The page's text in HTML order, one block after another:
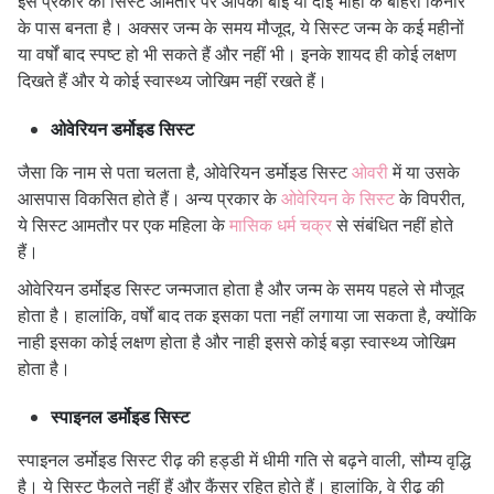
के पास बनता है। अक्सर जन्म के समय मौजूद, ये सिस्ट जन्म के कई महीनों
या वर्षों बाद स्पष्ट हो भी सकते हैं और नहीं भी। इनके शायद ही कोई लक्षण
दिखते हैं और ये कोई स्वास्थ्य जोखिम नहीं रखते हैं।
ओवेरियन डर्मोइड सिस्ट
जैसा कि नाम से पता चलता है, ओवेरियन डर्मोइड सिस्टओवरीमें या उसके
आसपास विकसित होते हैं। अन्य प्रकार केओवेरियन के सिस्टके विपरीत,
ये सिस्ट आमतौर पर एक महिला केमासिक धर्म चक्रसे संबंधित नहीं होते
हैं।
ओवेरियन डर्मोइड सिस्ट जन्मजात होता है और जन्म के समय पहले से मौजूद
होता है। हालांकि, वर्षों बाद तक इसका पता नहीं लगाया जा सकता है, क्योंकि
नाही इसका कोई लक्षण होता है और नाही इससे कोई बड़ा स्वास्थ्य जोखिम
होता है।
स्पाइनल डर्मोइड सिस्ट
स्पाइनल डर्मोइड सिस्ट रीढ़ की हड्डी में धीमी गति से बढ़ने वाली, सौम्य वृद्धि
है। ये सिस्ट फैलते नहीं हैं और कैंसर रहित होते हैं। हालांकि, वे रीढ़ की